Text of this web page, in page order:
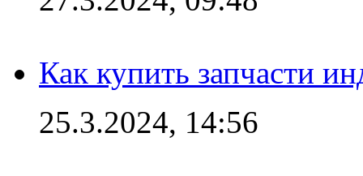
Как купить запчасти
25.3.2024, 14:56